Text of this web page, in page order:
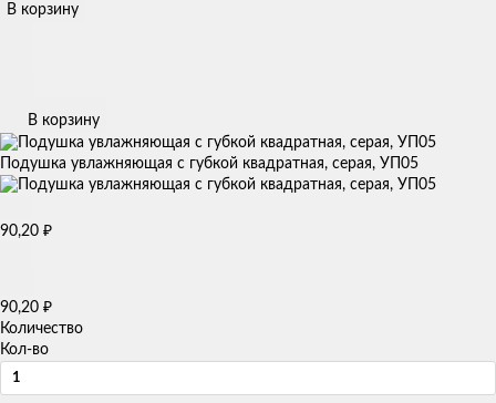
В корзину
В корзину
Подушка увлажняющая с губкой квадратная, серая, УП05
90,20 ₽
90,20 ₽
Количество
Кол-во